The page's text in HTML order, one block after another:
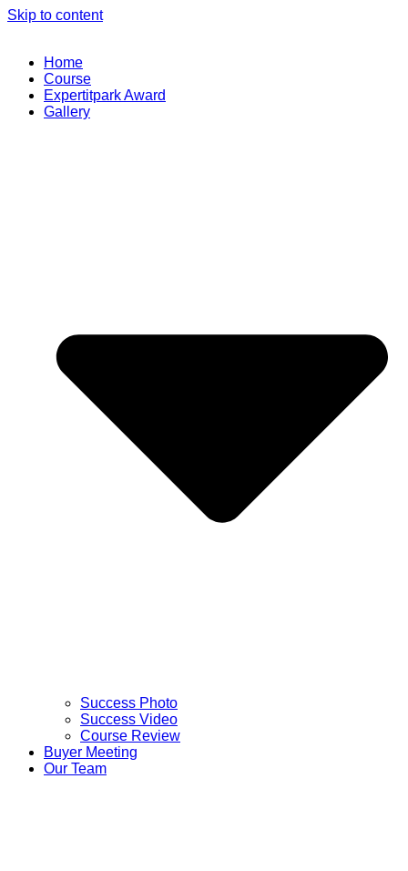
Skip to content
Home
Course
Expertitpark Award
Gallery
Success Photo
Success Video
Course Review
Buyer Meeting
Our Team